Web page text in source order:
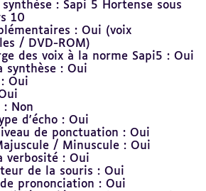
synthèse : Sapi 5 Hortense sous
10
: Oui (voix
/ DVD-ROM)
des voix à la norme Sapi5 : Oui
synthèse : Oui
Oui
: Non
d'écho : Oui
de ponctuation : Oui
/ Minuscule : Oui
verbosité : Oui
de la souris : Oui
prononciation : Oui